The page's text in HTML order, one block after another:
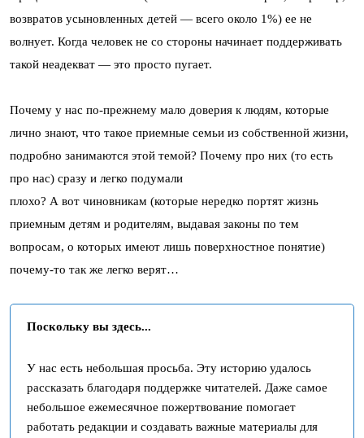
возвратов усыновленных детей — всего около 1%) ее не
волнует. Когда человек не со стороны начинает поддерживать
такой неадекват — это просто пугает.
Почему у нас по-прежнему мало доверия к людям, которые
лично знают, что такое приемные семьи из собственной жизни,
подробно занимаются этой темой? Почему про них (то есть
про нас) сразу и легко подумали
плохо? А вот чиновникам (которые нередко портят жизнь
приемным детям и родителям, выдавая законы по тем
вопросам, о которых имеют лишь поверхностное понятие)
почему-то так же легко верят…
Поскольку вы здесь...
У нас есть небольшая просьба. Эту историю удалось
рассказать благодаря поддержке читателей. Даже самое
небольшое ежемесячное пожертвование помогает
работать редакции и создавать важные материалы для